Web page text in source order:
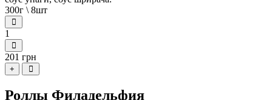
300г \ 8шт
1
201 грн
+
Роллы Филадельфия